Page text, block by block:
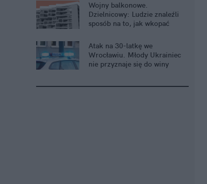
Wojny balkonowe.
Dzielnicowy: Ludzie znaleźli
sposób na to, jak wkopać
Atak na 30-latkę we
Wrocławiu. Młody Ukrainiec
nie przyznaje się do winy